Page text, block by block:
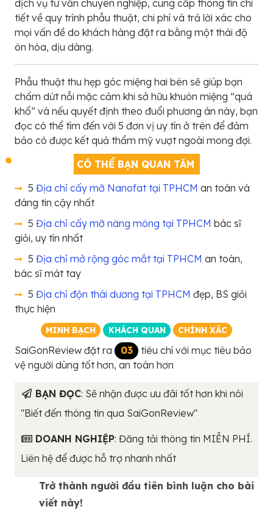
dịch vụ tư vấn chuyên nghiệp, cung cấp thông tin chi
tiết về quy trình phẫu thuật, chi phí và trả lời xác cho
mọi vấn đề do khách hàng đặt ra bằng một thái độ
ôn hòa, dịu dàng.
Phẫu thuật thu hẹp góc miệng hai bên sẽ giúp bạn
chấm dứt nỗi mặc cảm khi sở hữu khuôn miệng “quá
khổ” và nếu quyết định theo đuổi phương án này, bạn
đọc có thể tìm đến với 5 đơn vị uy tín ở trên để đảm
bảo có được kết quả thẩm mỹ vượt ngoài mong đợi.
CÓ THỂ BẠN QUAN TÂM
5 Địa chỉ cấy mỡ Nanofat tại TPHCM an toàn và
đáng tin cậy nhất
5 Địa chỉ cấy mỡ nâng mông tại TPHCM bác sĩ
giỏi, uy tín nhất
5 Địa chỉ mở rộng góc mắt tại TPHCM an toàn,
bác sĩ mát tay
5 Địa chỉ độn thái dương tại TPHCM đẹp, BS giỏi
thực hiện
MINH BẠCH KHÁCH QUAN CHÍNH XÁC
SaiGonReview đặt ra 03
tiêu chí với mục tiêu bảo
vệ người dùng tốt hơn, an toàn hơn
BẠN ĐỌC: Sẽ nhận được ưu đãi tốt hơn khi nói
"Biết đến thông tin qua SaiGonReview"
DOANH NGHIỆP: Đăng tải thông tin MIỄN PHÍ.
Liên hệ để được hỗ trợ nhanh nhất
Trở thành người đầu tiên bình luận cho bài
viết này!